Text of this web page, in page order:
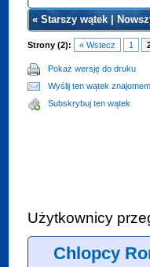
«Starszy wątek
Strony (2): « Wstecz 1
Pokaż wersję do druku
Wyślij ten wątek
Subskrybuj ten wątek
Użytkownicy
Chlopcy